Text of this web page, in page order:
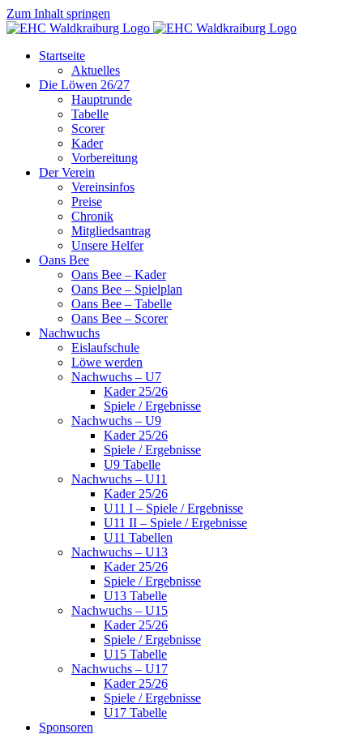
Zum Inhalt springen
Startseite
Aktuelles
Die Löwen 26/27
Hauptrunde
Tabelle
Scorer
Kader
Vorbereitung
Der Verein
Vereinsinfos
Preise
Chronik
Mitgliedsantrag
Unsere Helfer
Oans Bee
Oans Bee – Kader
Oans Bee – Spielplan
Oans Bee – Tabelle
Oans Bee – Scorer
Nachwuchs
Eislaufschule
Löwe werden
Nachwuchs – U7
Kader 25/26
Spiele / Ergebnisse
Nachwuchs – U9
Kader 25/26
Spiele / Ergebnisse
U9 Tabelle
Nachwuchs – U11
Kader 25/26
U11 I – Spiele / Ergebnisse
U11 II – Spiele / Ergebnisse
U11 Tabellen
Nachwuchs – U13
Kader 25/26
Spiele / Ergebnisse
U13 Tabelle
Nachwuchs – U15
Kader 25/26
Spiele / Ergebnisse
U15 Tabelle
Nachwuchs – U17
Kader 25/26
Spiele / Ergebnisse
U17 Tabelle
Sponsoren